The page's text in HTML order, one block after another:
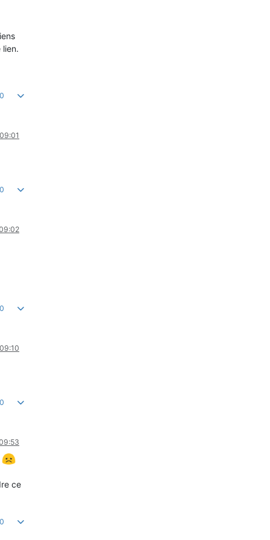
lien.
0
0
0
0
ce
0